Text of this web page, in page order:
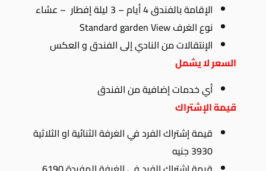
الإقامة بالفندق 4 أيام – 3 ليلة إفطار – عشاء
نوع الغرف Standard garden View
الإنتقالات من النادي إلى الفندق و العكس
السعر لا يشمل
أي خدمات إضافية من الفندق
قيمة الإشتراك
قيمة إشتراك الفرد في الغرفة الثنائية او الثلاثية
3930 جنيه